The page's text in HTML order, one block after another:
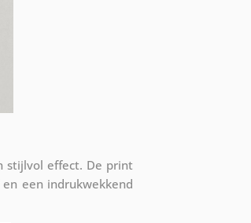
stijlvol effect. De print
een indrukwekkend